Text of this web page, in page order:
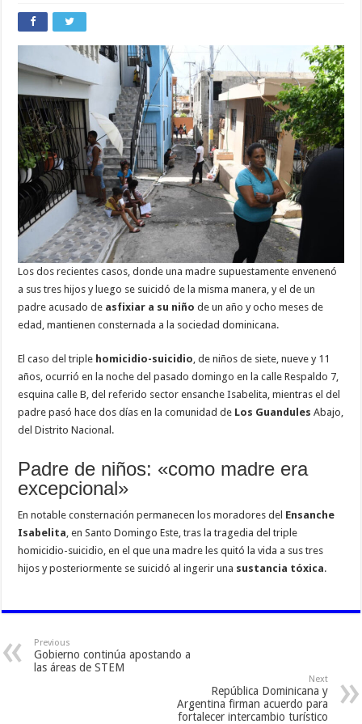
Los dos recientes casos, donde una madre supuestamente envenenó
a sus tres hijos y luego se suicidó de la misma manera, y el de un
padre acusado de asfixiar a su niño de un año y ocho meses de
edad, mantienen consternada a la sociedad dominicana.
El caso del triple homicidio-suicidio , de niños de siete, nueve y 11
años, ocurrió en la noche del pasado domingo en la calle Respaldo 7,
esquina calle B, del referido sector ensanche Isabelita, mientras el del
padre pasó hace dos días en la comunidad de Los GuandulesAbajo,
del Distrito Nacional.
Padre de niños: «como madre era
excepcional»
En notable consternación permanecen los moradores del Ensanche
Isabelita , en Santo Domingo Este, tras la tragedia del triple
homicidio-suicidio, en el que una madre les quitó la vida a sus tres
hijos y posteriormente se suicidó al ingerir una sustancia tóxica.
Previous
Gobierno continúa apostando a
las áreas de STEM
Next
República Dominicana y
Argentina firman acuerdo para
fortalecer intercambio turístico